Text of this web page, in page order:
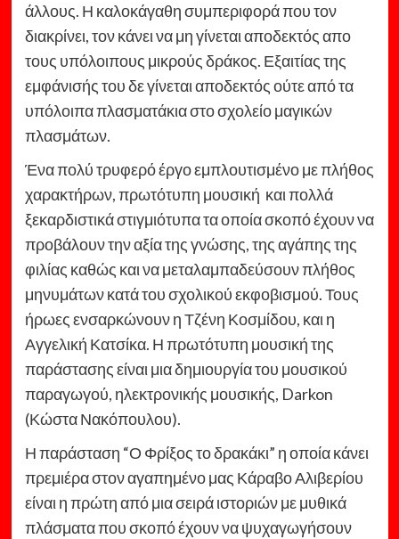
άλλους. Η καλοκάγαθη συμπεριφορά που τον
διακρίνει, τον κάνει να μη γίνεται αποδεκτός απο
τους υπόλοιπους μικρούς δράκος. Εξαιτίας της
εμφάνισής του δε γίνεται αποδεκτός ούτε από τα
υπόλοιπα πλασματάκια στο σχολείο μαγικών
πλασμάτων.
Ένα πολύ τρυφερό έργο εμπλουτισμένο με πλήθος
χαρακτήρων, πρωτότυπη μουσική και πολλά
ξεκαρδιστικά στιγμιότυπα τα οποία σκοπό έχουν να
προβάλουν την αξία της γνώσης, της αγάπης της
φιλίας καθώς και να μεταλαμπαδεύσουν πλήθος
μηνυμάτων κατά του σχολικού εκφοβισμού. Τους
ήρωες ενσαρκώνουν η Τζένη Κοσμίδου, και η
Αγγελική Κατσίκα. Η πρωτότυπη μουσική της
παράστασης είναι μια δημιουργία του μουσικού
παραγωγού, ηλεκτρονικής μουσικής, Darkon
(Κώστα Νακόπουλου).
Η παράσταση “Ο Φρίξος το δρακάκι” η οποία κάνει
πρεμιέρα στον αγαπημένο μας Κάραβο Αλιβερίου
είναι η πρώτη από μια σειρά ιστοριών με μυθικά
πλάσματα που σκοπό έχουν να ψυχαγωγήσουν